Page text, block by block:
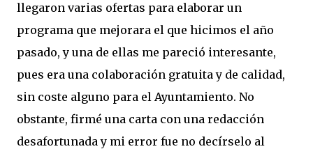
llegaron varias ofertas para elaborar un
programa que mejorara el que hicimos el año
pasado, y una de ellas me pareció interesante,
pues era una colaboración gratuita y de calidad,
sin coste alguno para el Ayuntamiento. No
obstante, firmé una carta con una redacción
desafortunada y mi error fue no decírselo al